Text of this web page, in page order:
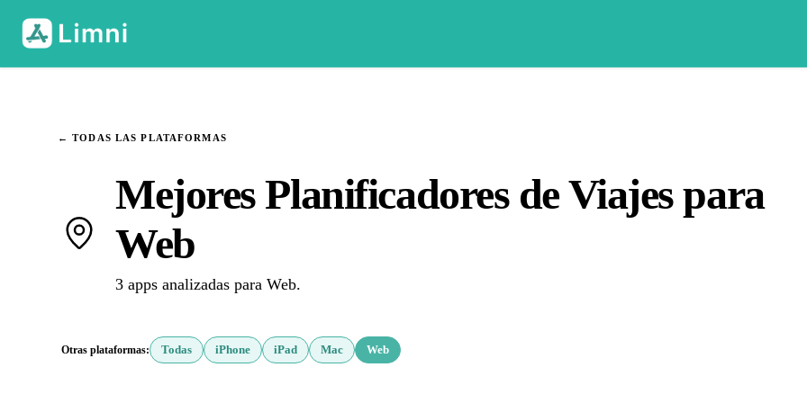
← TODAS LAS PLATAFORMAS
Mejores Planificadores de Viajes para
Web
3 apps analizadas para Web.
Otras plataformas: Todas iPhone iPad Mac Web